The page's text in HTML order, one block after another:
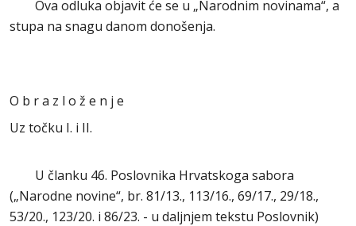
Ova odluka objavit će se u „Narodnim novinama“, a
stupa na snagu danom donošenja.
O b r a z l o ž e n j e
Uz točku I. i II.
U članku 46. Poslovnika Hrvatskoga sabora
(„Narodne novine“, br. 81/13., 113/16., 69/17., 29/18.,
53/20., 123/20. i 86/23. - u daljnjem tekstu Poslovnik)